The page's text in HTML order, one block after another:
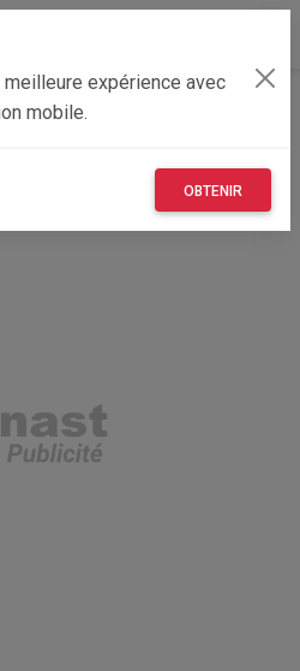
expérience avec
mobile.
OBTENIR